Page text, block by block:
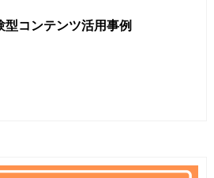
型コンテンツ活用事例